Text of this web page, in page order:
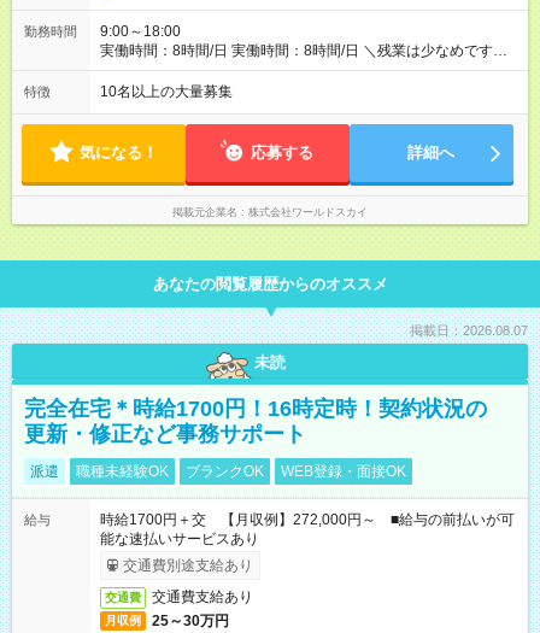
勤務時間
9:00～18:00
実働時間：8時間/日 実働時間：8時間/日 ＼残業は少なめです！
／ 社内平均残業時間は月11時間以内です。仕事終わりに自分の
時間をたっぷり作ることができます。サークル活動に参加する
の時間を楽しむもよし！お仕事とプライベートの両立ができま
す。
特徴 10名以上の大量募集
気になる！ 応募する 詳細へ
掲載元企業名 株式会社ワールドスカイ
あなたの閲覧履歴からのオススメ
掲載日：2026.08.07
未読
完全在宅＊時給1700円！16時定時！契約状況の
更新・修正など事務サポート
派遣 職種未経験OK ブランクOK WEB登録・面接OK
給与
時給1700円＋交 【月収例】272,000円～ ■給与の前払いが可
能な速払いサービスあり
交通費別途支給あり
交通費 交通費支給あり
月収例 25～30万円